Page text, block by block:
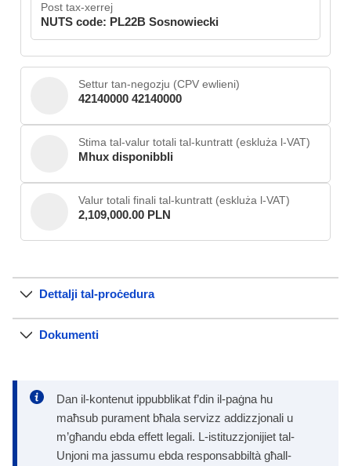
Post tax-xerrej
NUTS code: PL22B Sosnowiecki
Settur tan-negozju (CPV ewlieni)
42140000 42140000
Stima tal-valur totali tal-kuntratt (eskluża l-VAT)
Mhux disponibbli
Valur totali finali tal-kuntratt (eskluża l-VAT)
2,109,000.00 PLN
Dettalji tal-proċedura
Dokumenti
Dan il-kontenut ippubblikat f’din il-paġna hu
maħsub purament bħala servizz addizzjonali u
m’għandu ebda effett legali. L-istituzzjonijiet tal-
Unjoni ma jassumu ebda responsabbiltà għall-